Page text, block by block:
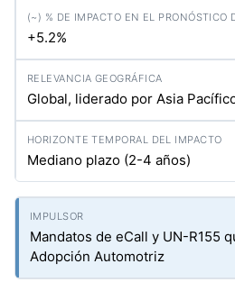
+5.2%
Global, liderado por Asia
Mediano plazo (2-4 años)
Mandatos de eCall y UN-R155
Adopción Automotriz